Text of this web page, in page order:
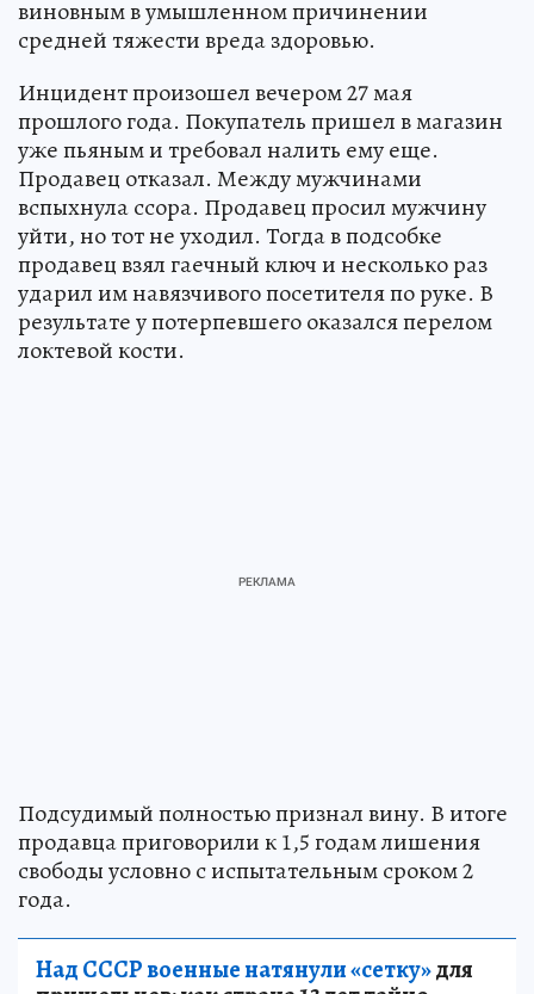
виновным в умышленном причинении
средней тяжести вреда здоровью.
Инцидент произошел вечером 27 мая
прошлого года. Покупатель пришел в магазин
уже пьяным и требовал налить ему еще.
Продавец отказал. Между мужчинами
вспыхнула ссора. Продавец просил мужчину
уйти, но тот не уходил. Тогда в подсобке
продавец взял гаечный ключ и несколько раз
ударил им навязчивого посетителя по руке. В
результате у потерпевшего оказался перелом
локтевой кости.
Подсудимый полностью признал вину. В итоге
продавца приговорили к 1,5 годам лишения
свободы условно с испытательным сроком 2
года.
Над СССР военные натянули «сетку»для